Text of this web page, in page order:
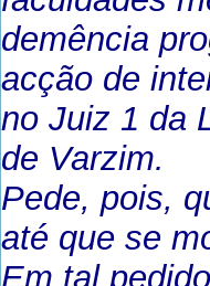
demência
acção de
no Juiz 1 da
de Varzim.
Pede, pois,
até que se
Em tal